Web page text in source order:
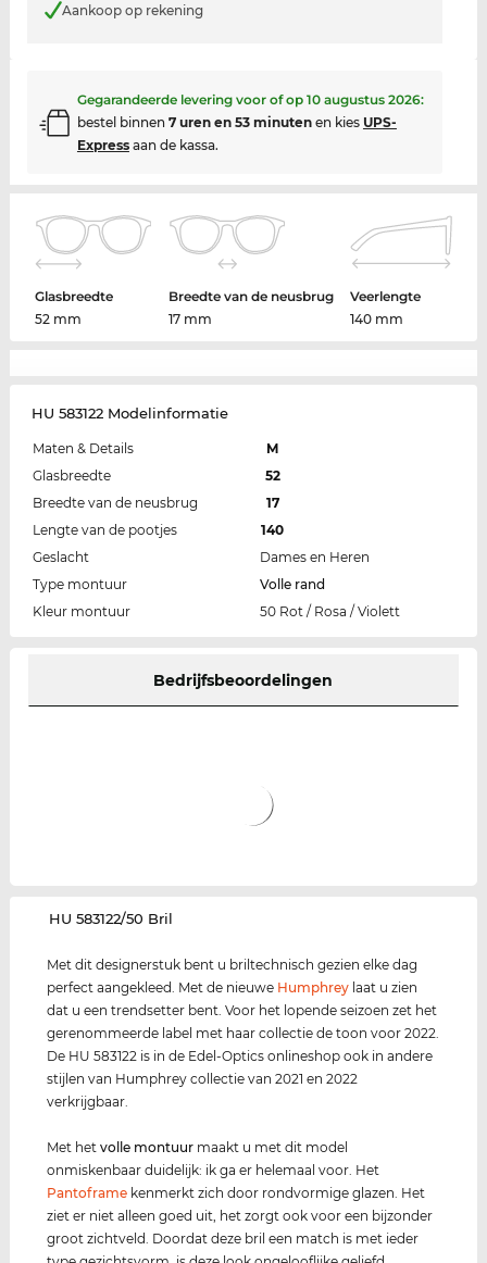
Aankoop op rekening
Gegarandeerde levering voor of op 10 augustus 2026:
bestel binnen 7 uren en 53 minutenen kies UPS-
Expressaan de kassa.
Glasbreedte
52 mm
Breedte van de neusbrug
17 mm
Veerlengte
140 mm
HU 583122 Modelinformatie
Maten & Details
M
Glasbreedte
52
Breedte van de neusbrug
17
Lengte van de pootjes
140
Geslacht
Dames en Heren
Type montuur
Volle rand
Kleur montuur
50 Rot / Rosa / Violett
Bedrijfsbeoordelingen
‌HU 583122/50 Bril
Met dit designerstuk bent u briltechnisch gezien elke dag
perfect aangekleed. Met de nieuwe Humphrey laat u zien
dat u een trendsetter bent. Voor het lopende seizoen zet het
gerenommeerde label met haar collectie de toon voor 2022.
De HU 583122 is in de Edel-Optics onlineshop ook in andere
stijlen van Humphrey collectie van 2021 en 2022
verkrijgbaar.
Met hetvolle montuur maakt u met dit model
onmiskenbaar duidelijk: ik ga er helemaal voor. Het
Pantoframe kenmerkt zich door rondvormige glazen. Het
ziet er niet alleen goed uit, het zorgt ook voor een bijzonder
groot zichtveld. Doordat deze bril een match is met ieder